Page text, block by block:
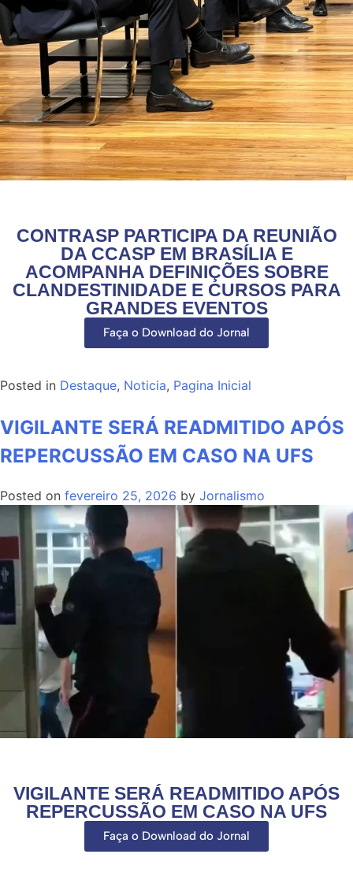
CONTRASP PARTICIPA DA REUNIÃO
DA CCASP EM BRASÍLIA E
ACOMPANHA DEFINIÇÕES SOBRE
CLANDESTINIDADE E CURSOS PARA
GRANDES EVENTOS
Faça o Download do Jornal
Posted in Destaque, Noticia, Pagina Inicial
VIGILANTE SERÁ READMITIDO APÓS
REPERCUSSÃO EM CASO NA UFS
Posted on fevereiro 25, 2026 by Jornalismo
VIGILANTE SERÁ READMITIDO APÓS
REPERCUSSÃO EM CASO NA UFS
Faça o Download do Jornal